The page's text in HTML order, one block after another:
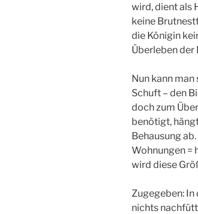
wird, dient als
keine
die Königin
Überleben der
Nun kann
Schuft – den
doch zum
benötigt,
Behausung
Wohnungen =
wird diese
Zugegeben:
nichts